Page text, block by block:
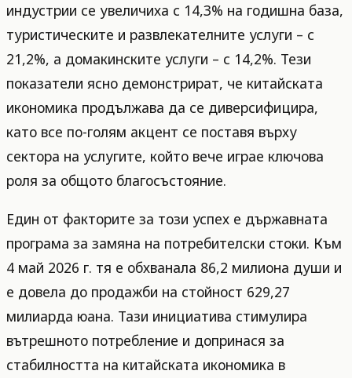
индустрии се увеличиха с 14,3% на годишна база,
туристическите и развлекателните услуги – с
21,2%, а домакинските услуги – с 14,2%. Тези
показатели ясно демонстрират, че китайската
икономика продължава да се диверсифицира,
като все по-голям акцент се поставя върху
сектора на услугите, който вече играе ключова
роля за общото благосъстояние.
Един от факторите за този успех е държавната
програма за замяна на потребителски стоки. Към
4 май 2026 г. тя е обхванала 86,2 милиона души и
е довела до продажби на стойност 629,27
милиарда юана. Тази инициатива стимулира
вътрешното потребление и допринася за
стабилността на китайската икономика в